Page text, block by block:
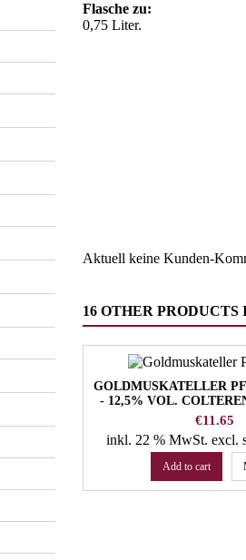
Flasche zu:
0,75 Liter.
Aktuell keine Kunden-
16 OTHER
GOLDMUSKATELLER
- 12,5% VOL.
Price
€11.65
inkl. 22 % MwSt. excl.
Add to cart